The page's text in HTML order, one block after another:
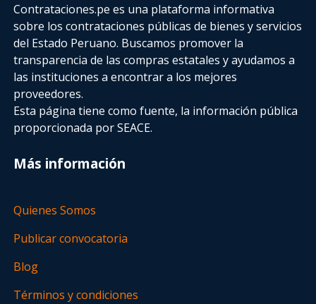
Contrataciones.pe es una plataforma informativa
sobre los contrataciones públicas de bienes y servicios
del Estado Peruano. Buscamos promover la
transparencia de las compras estatalesy ayudamos a
las instituciones a encontrar a los mejores
proveedores.
Esta página tiene como fuente, la información pública
proporcionada por SEACE.
Más información
Quienes Somos
Publicar convocatoria
Blog
Términos y condiciones